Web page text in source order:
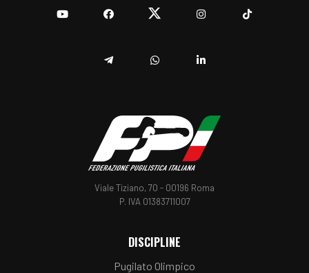
Viale Tiziano, 70 - 00196 Roma
P. IVA 01383711007
DISCIPLINE
Pugilato Olimpico